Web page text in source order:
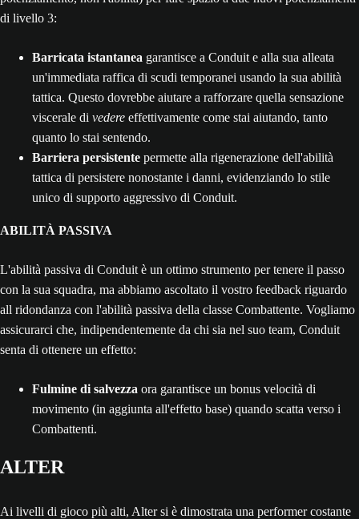
di livello 3:
Barricata istantanea garantisce a Conduit e alla sua alleata
un'immediata raffica di scudi temporanei usando la sua abilità
tattica. Questo dovrebbe aiutare a rafforzare quella sensazione
viscerale di vedere effettivamente come stai aiutando, tanto
quanto lo stai sentendo.
Barriera persistente permette alla rigenerazione dell'abilità
tattica di persistere nonostante i danni, evidenziando lo stile
unico di supporto aggressivo di Conduit.
ABILITÀ PASSIVA
L'abilità passiva di Conduit è un ottimo strumento per tenere il passo
con la sua squadra, ma abbiamo ascoltato il vostro feedback riguardo
all ridondanza con l'abilità passiva della classe Combattente. Vogliamo
assicurarci che, indipendentemente da chi sia nel suo team, Conduit
senta di ottenere un effetto:
Fulmine di salvezza ora garantisce un bonus velocità di
movimento (in aggiunta all'effetto base) quando scatta verso i
Combattenti.
ALTER
Ai livelli di gioco più alti, Alter si è dimostrata una performer costante